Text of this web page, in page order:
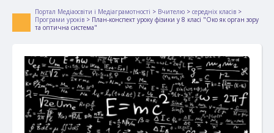
Портал Медіаосвіти і Медіаграмотності > Вчителю > середніх класів >
Програми уроків > План-конспект уроку фізики у 8 класі "Око як орган зору
та оптична система"